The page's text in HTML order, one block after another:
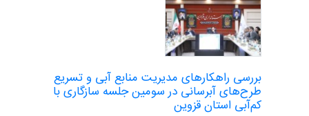
بررسی راهکارهای مدیریت منابع آبی و تسریع
طرح‌های آبرسانی در سومین جلسه سازگاری با
کم‌آبی استان قزوین